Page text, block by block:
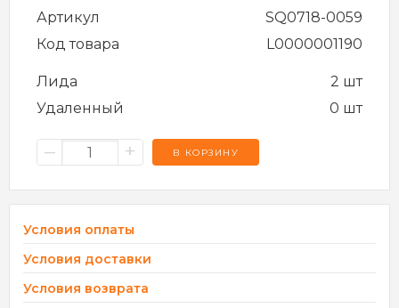
Артикул
SQ0718-0059
Код товара
L0000001190
Лида
2 шт
Удаленный
0 шт
– + В КОРЗИНУ
Условия оплаты
Условия доставки
Условия возврата